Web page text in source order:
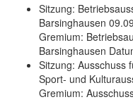
Sitzung:
Barsinghausen
Gremium:
Barsinghausen
Sitzung: Ausschuss
Sport- und
Gremium: